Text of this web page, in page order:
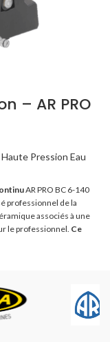
– AR PRO
Pression Eau
AR PRO BC 6-140
professionnel de la
associés à une
le professionnel. Ce
et sur un support
appareil est équipé
au lâcher de